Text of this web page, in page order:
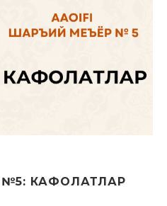
№5: КАФОЛАТЛАР